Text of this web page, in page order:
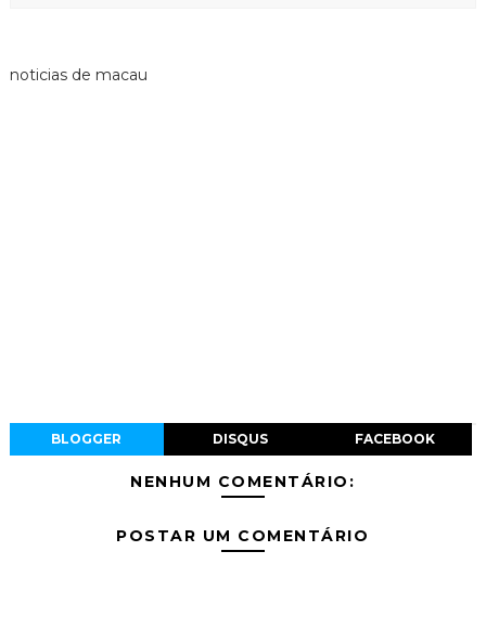
noticias de macau
BLOGGER DISQUS FACEBOOK
NENHUM COMENTÁRIO:
POSTAR UM COMENTÁRIO